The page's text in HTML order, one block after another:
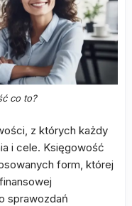
co to?
z których każdy
i cele. Księgowość
form, której
sprawozdań